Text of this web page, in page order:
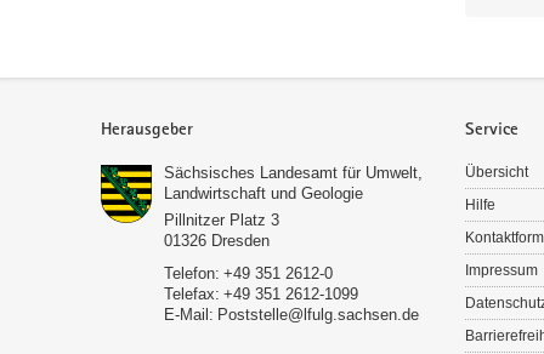
Herausgeber
Sächsisches Landesamt für Umwelt,
Landwirtschaft und Geologie
Pillnitzer Platz 3
01326 Dresden
Telefon: +49 351 2612-0
Telefax: +49 351 2612-1099
E-Mail: Poststelle­­@lfulg.sachsen.de
Service
Übersicht
Hilfe
Impressum